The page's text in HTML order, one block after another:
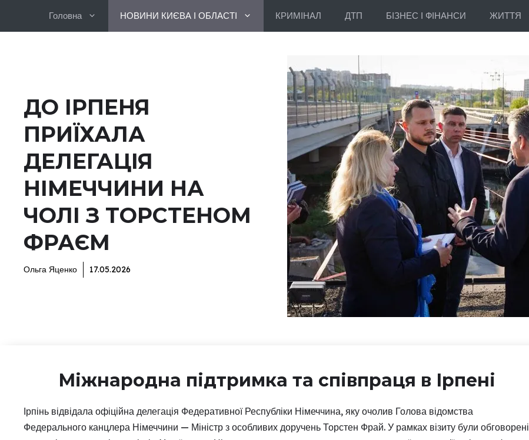
Головна НОВИНИ КИЄВА І ОБЛАСТІ КРИМІНАЛ ДТП БІЗНЕС І ФІНАНСИ ЖИТТЯ
ДО ІРПЕНЯ
ПРИЇХАЛА
ДЕЛЕГАЦІЯ
НІМЕЧЧИНИ НА
ЧОЛІ З ТОРСТЕНОМ
ФРАЄМ
Ольга Яценко 17.05.2026
Міжнародна підтримка та співпраця в Ірпені
Ірпінь відвідала офіційна делегація Федеративної Республіки Німеччина, яку очолив Голова відомства
Федерального канцлера Німеччини — Міністр з особливих доручень Торстен Фрай. У рамках візиту були обговорені